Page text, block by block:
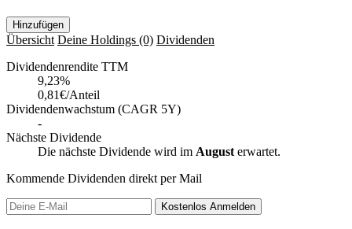
Hinzufügen
Übersicht Deine Holdings (0) Dividenden
Dividendenrendite TTM
9,23%
0,81€/Anteil
Dividendenwachstum (CAGR 5Y)
-
Nächste Dividende
Die nächste Dividende wird im August erwartet.
Kommende Dividenden direkt per Mail
Kostenlos Anmelden